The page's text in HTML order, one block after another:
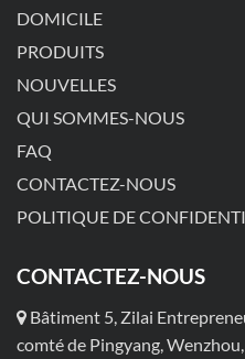
DOMICILE
PRODUITS
NOUVELLES
QUI SOMMES-NOUS
FAQ
CONTACTEZ-NOUS
POLITIQUE DE
CONTACTEZ-NOUS
Bâtiment 5, Zilai
comté de Pingyang,